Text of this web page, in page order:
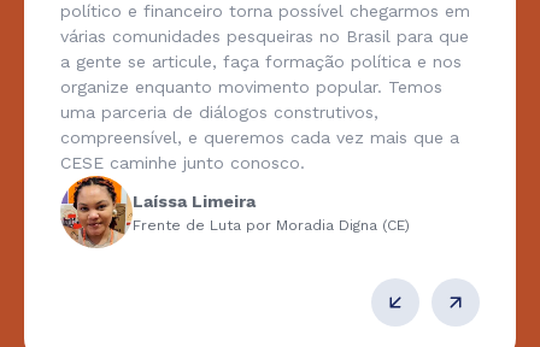
político e financeiro torna possível chegarmos em
várias comunidades pesqueiras no Brasil para que
a gente se articule, faça formação política e nos
organize enquanto movimento popular. Temos
uma parceria de diálogos construtivos,
compreensível, e queremos cada vez mais que a
CESE caminhe junto conosco.
Laíssa Limeira
Frente de Luta por Moradia Digna (CE)